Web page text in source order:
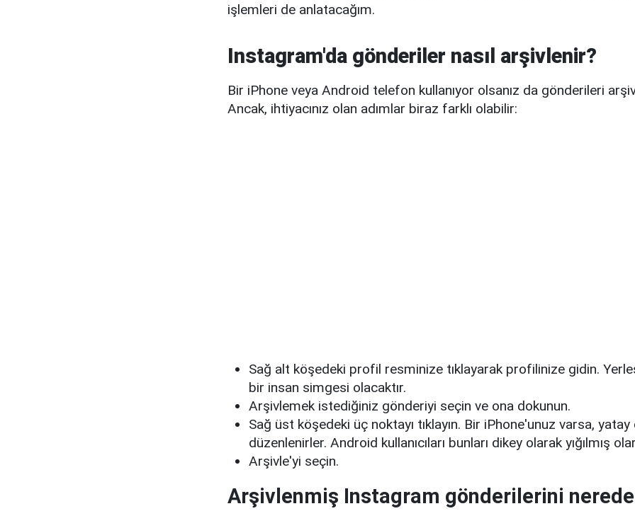
işlemleri de anlatacağım.
Instagram'da gönderiler nasıl arşivlenir?
Bir iPhone veya Android telefon kullanıyor olsanız da gönderileri
Ancak, ihtiyacınız olan adımlar biraz farklı olabilir:
Sağ alt köşedeki profil resminize tıklayarak profilinize gidin.
bir insan simgesi olacaktır.
Arşivlemek istediğiniz gönderiyi seçin ve ona dokunun.
Sağ üst köşedeki üç noktayı tıklayın. Bir iPhone'unuz varsa, yatay
düzenlenirler. Android kullanıcıları bunları dikey olarak yığılmış
Arşivle'yi seçin.
Arşivlenmiş Instagram gönderilerini nerede